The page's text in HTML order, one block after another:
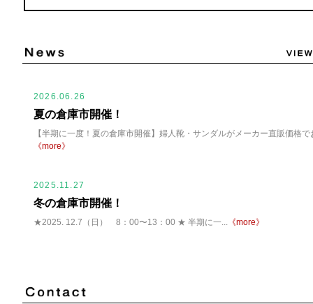
2026.06.26
夏の倉庫市開催！
【半期に一度！夏の倉庫市開催】婦人靴・サンダルがメーカー直販価格で
《more》
2025.11.27
冬の倉庫市開催！
★2025. 12.7（日） 8：00〜13：00 ★ 半期に一... 《more》